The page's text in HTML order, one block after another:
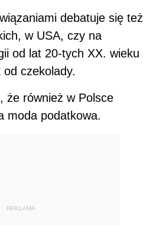
debatuje się też
w USA, czy na
od lat 20-tych XX. wieku
czekolady.
że również w Polsce
moda podatkowa.
REKLAMA